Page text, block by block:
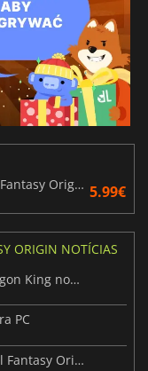
Stranger of Paradise Final Fantasy Origin Season Pass 5.99€
ORIGIN NOTÍCIAS
Stranger of Paradise: Trials of the Dragon King novo trailer
PC
Stranger of Paradise: O trailer de Final Fantasy Origin revela novos pormenores